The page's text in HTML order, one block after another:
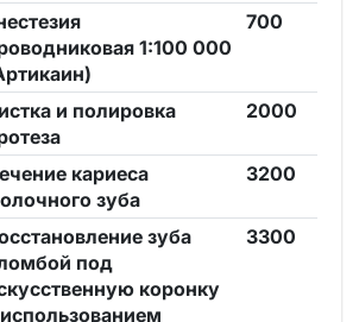
1:100 000
700
и полировка
2000
кариеса
зуба
3200
зуба
под
коронку
3300